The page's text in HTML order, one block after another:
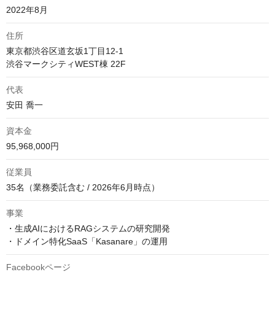
2022年8月
住所
東京都渋谷区道玄坂1丁目12-1
渋谷マークシティWEST棟 22F
代表
安田 喬一
資本金
95,968,000円
従業員
35名（業務委託含む / 2026年6月時点）
事業
・生成AIにおけるRAGシステムの研究開発
・ドメイン特化SaaS「Kasanare」の運用
Facebookページ